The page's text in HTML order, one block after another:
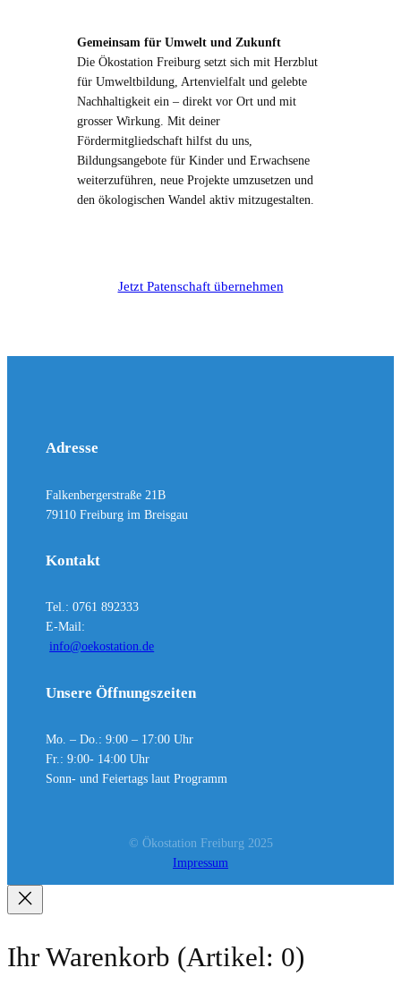
Gemeinsam für Umwelt und Zukunft
Die Ökostation Freiburg setzt sich mit Herzblut
für Umweltbildung, Artenvielfalt und gelebte
Nachhaltigkeit ein – direkt vor Ort und mit
grosser Wirkung. Mit deiner
Fördermitgliedschaft hilfst du uns,
Bildungsangebote für Kinder und Erwachsene
weiterzuführen, neue Projekte umzusetzen und
den ökologischen Wandel aktiv mitzugestalten.
Jetzt Patenschaft übernehmen
Adresse
Falkenbergerstraße 21B
79110 Freiburg im Breisgau
Kontakt
Tel.: 0761 892333
E-Mail:
info@oekostation.de
Unsere Öffnungszeiten
Mo. – Do.: 9:00 – 17:00 Uhr
Fr.: 9:00- 14:00 Uhr
Sonn- und Feiertags laut Programm
© Ökostation Freiburg 2025
Impressum
Ihr Warenkorb (Artikel: 0)